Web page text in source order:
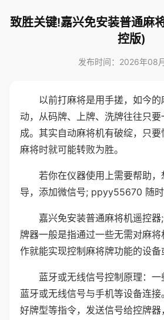
致胜关键!嘉兴免安装普通麻
控版)
发布时间：2026年08
以前打麻将是用手搓，如今的
动，从码牌、上牌、洗牌往往只
成。其实自动麻将机有破绽，只
麻将时就可能转败为胜。
若你在仪器使用上需要帮助
导，添加微信号; ppyy55670 随时
嘉兴免安装普通麻将机遥控
牌器一般是指通过一些无需对麻
作就能实现控制麻将牌功能的设备
蓝牙或无线信号控制原理：
蓝牙或无线信号与手机等设备连
好牌型等指令，发送信号给控牌